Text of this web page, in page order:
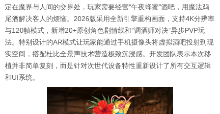
定在魔界与人间的交界处，玩家需要经营“午夜蜂蜜”酒吧，用魔法鸡
尾酒解决客人的烦恼。2026版采用全新引擎重构画面，支持4K分辨率
与120帧模式，新增20+原创角色剧情线和“调酒师对决”异步PVP玩
法。特别设计的AR模式让玩家能通过手机摄像头将虚拟酒吧投射到现
实空间，搭配杜比全景声技术营造极致沉浸感。开发团队表示本次移
植并非简单复刻，而是针对次世代设备特性重新设计了所有交互逻辑
和UI系统。